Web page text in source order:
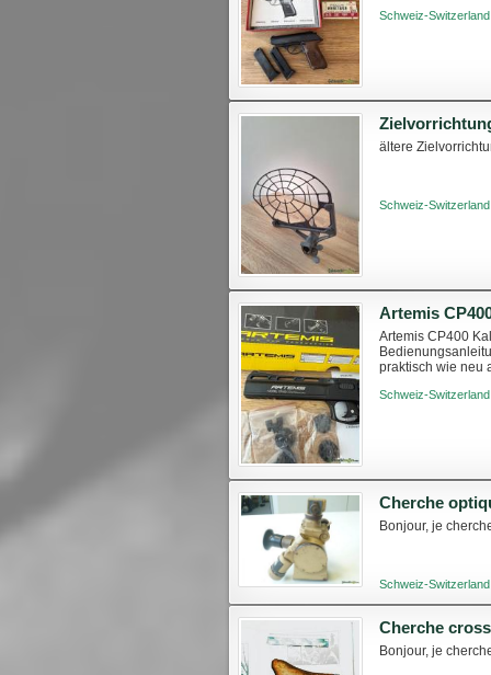
Schweiz-
ältere
Schweiz-
Artemis
Artemis CP400
praktisch wie neu
Schweiz-
Cherche
Bonjour, je
Schweiz-
Cherche
Bonjour, je